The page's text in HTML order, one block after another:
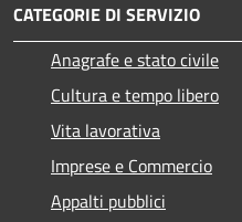
CATEGORIE DI SERVIZIO
Anagrafe e stato civile
Cultura e tempo libero
Vita lavorativa
Imprese e Commercio
Appalti pubblici